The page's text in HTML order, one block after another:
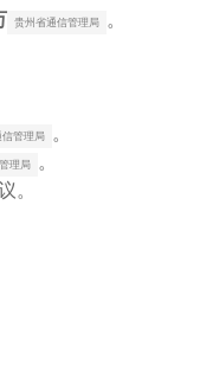
贵州省通信管理局 。
信管理局
。
理局
。
。